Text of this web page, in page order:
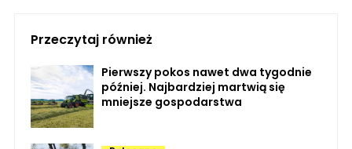
Przeczytaj również
Pierwszy pokos nawet dwa tygodnie
później. Najbardziej martwią się
mniejsze gospodarstwa